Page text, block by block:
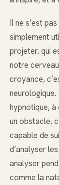
Il ne s’est
simplement
projeter, qui
notre
croyance,
hypnotique, à
un obstacle,
capable de
d’analyser
analyser
comme la